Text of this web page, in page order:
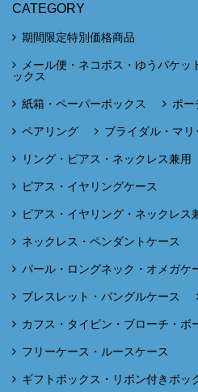
CATEGORY
期間限定特別価格商品
メール便・ネコポス・ゆうパケッ
ックス
紙箱・ペーパーボックス ポー
ペアリング ブライダル・マ
リング・ピアス・ネックレス兼用
ピアス・イヤリングケース
ピアス・イヤリング・ネックレス
ネックレス・ペンダントケース
パール・ロングネック・オメガケ
ブレスレット・バングルケース
カフス・タイピン・ブローチ・ボ
フリーケース・ルースケース
ギフトボックス・リボン付きボッ